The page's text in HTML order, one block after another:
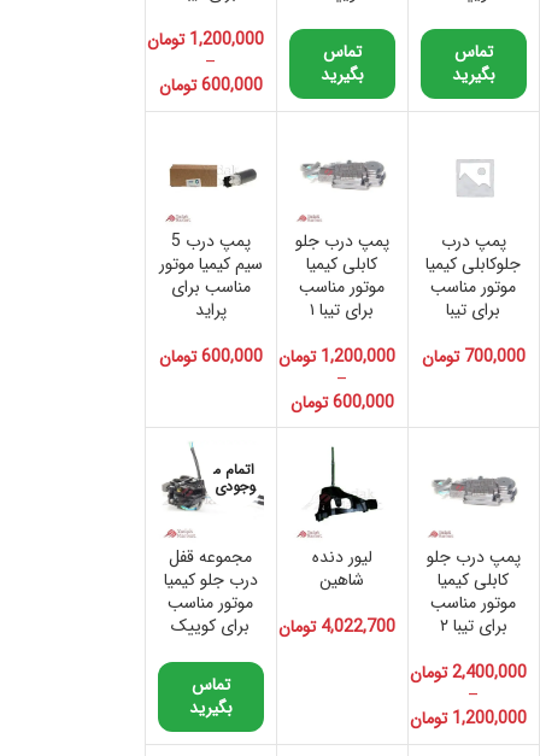
تماس
بگیرید
تماس
بگیرید
1,200,000 تومان
–
600,000تومان
پمپ درب
جلوکابلی کیمیا
موتور مناسب
برای تیبا
700,000 تومان
پمپ درب جلو
کابلی کیمیا
موتور مناسب
برای تیبا ۱
1,200,000 تومان
–
600,000تومان
پمپ درب 5
سیم کیمیا موتور
مناسب برای
پراید
600,000تومان
پمپ درب جلو
کابلی کیمیا
موتور مناسب
برای تیبا ۲
2,400,000تومان
–
1,200,000 تومان
لیور دنده
شاهین
4,022,700 تومان
اتمام م
وجودی
مجموعه قفل
درب جلو کیمیا
موتور مناسب
برای کوییک
تماس
بگیرید